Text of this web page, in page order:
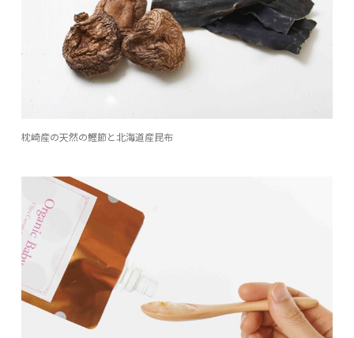
枕崎産の天然の鰹節と北海道産昆布